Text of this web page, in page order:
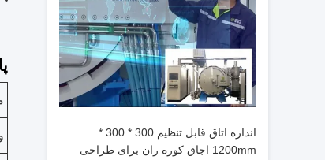
اندازه اتاق قابل تنظیم 300 * 300 *
1200mm اجاق کوره ران برای طراحی